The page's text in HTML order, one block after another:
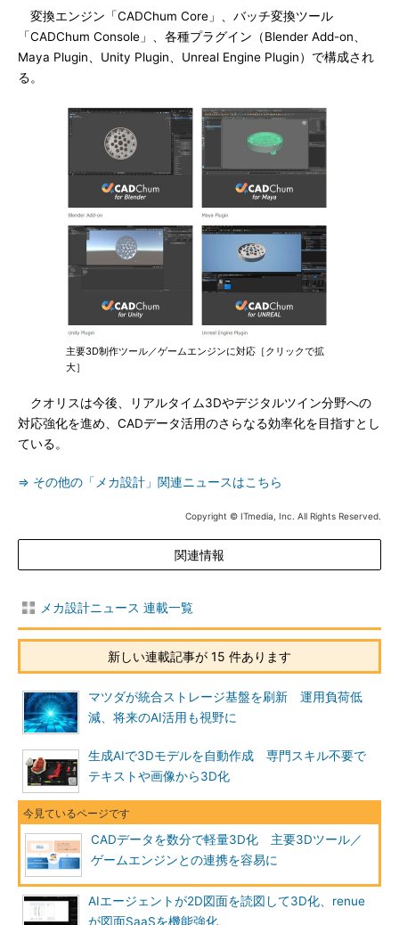
変換エンジン「CADChum Core」、バッチ変換ツール
「CADChum Console」、各種プラグイン（Blender Add-on、
Maya Plugin、Unity Plugin、Unreal Engine Plugin）で構成され
る。
主要3D制作ツール／ゲームエンジンに対応［クリックで拡
大］
クオリスは今後、リアルタイム3Dやデジタルツイン分野への
対応強化を進め、CADデータ活用のさらなる効率化を目指すとし
ている。
⇒ その他の「メカ設計」関連ニュースはこちら
Copyright © ITmedia, Inc. All Rights Reserved.
関連情報
メカ設計ニュース 連載一覧
新しい連載記事が 15 件あります
マツダが統合ストレージ基盤を刷新 運用負荷低
減、将来のAI活用も視野に
生成AIで3Dモデルを自動作成 専門スキル不要で
テキストや画像から3D化
CADデータを数分で軽量3D化 主要3Dツール／
ゲームエンジンとの連携を容易に
AIエージェントが2D図面を読図して3D化、renue
が図面SaaSを機能強化